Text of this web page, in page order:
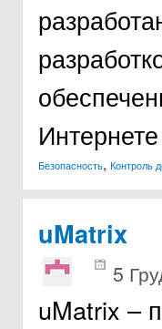
Безопасность, Контроль
uMatrix
5
uMatrix –